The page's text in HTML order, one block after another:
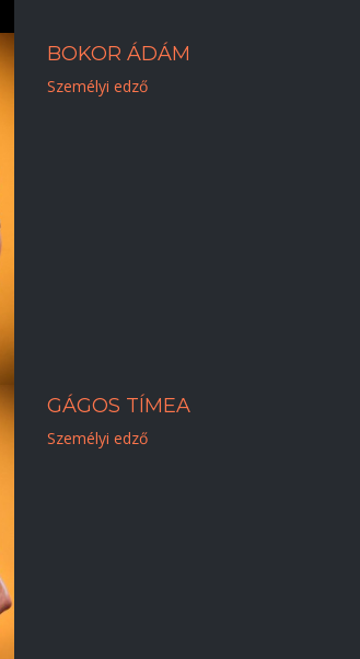
BOKOR ÁDÁM
Személyi edző
GÁGOS TÍMEA
Személyi edző